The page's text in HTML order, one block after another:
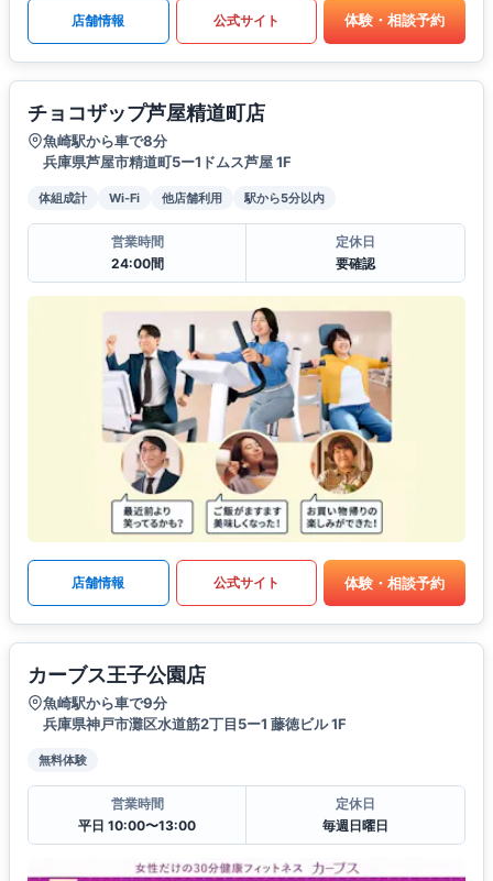
店舗情報 公式サイト 体験・相談予約
チョコザップ芦屋精道町店
魚崎駅から車で8分
兵庫県芦屋市精道町5ー1ドムス芦屋 1F
体組成計 Wi-Fi 他店舗利用 駅から5分以内
営業時間
24:00間
定休日
要確認
店舗情報 公式サイト 体験・相談予約
カーブス王子公園店
魚崎駅から車で9分
兵庫県神戸市灘区水道筋2丁目5ー1 藤徳ビル 1F
無料体験
営業時間
平日 10:00〜13:00
定休日
毎週日曜日